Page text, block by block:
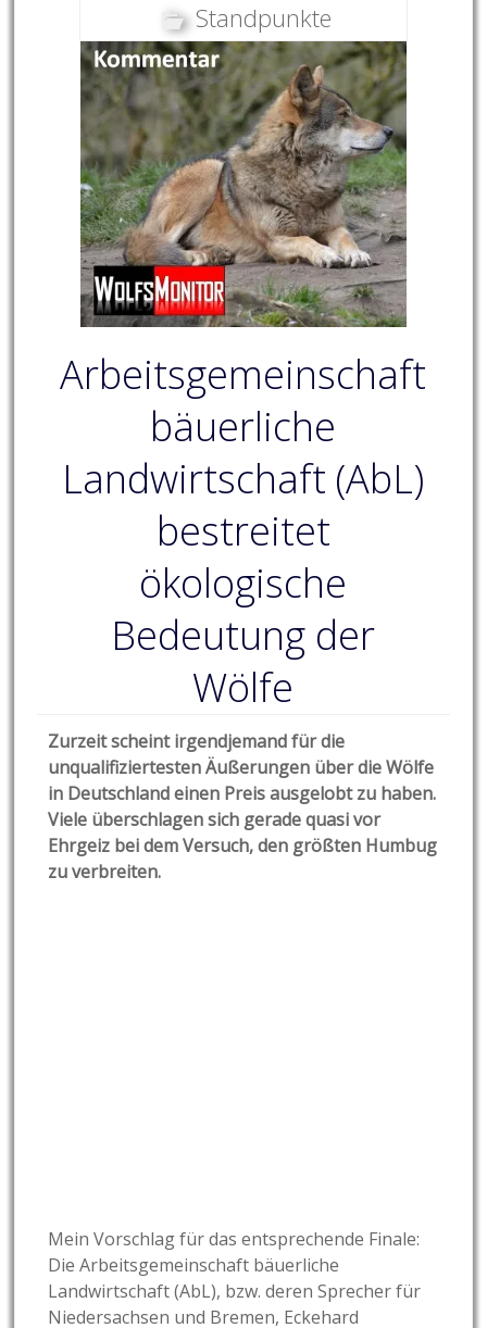
Standpunkte
Arbeitsgemeinschaft
bäuerliche
Landwirtschaft (AbL)
bestreitet
ökologische
Bedeutung der
Wölfe
Zurzeit scheint irgendjemand für die
unqualifiziertesten Äußerungen über die Wölfe
in Deutschland einen Preis ausgelobt zu haben.
Viele überschlagen sich gerade quasi vor
Ehrgeiz bei dem Versuch, den größten Humbug
zu verbreiten.
Mein Vorschlag für das entsprechende Finale:
Die Arbeitsgemeinschaft bäuerliche
Landwirtschaft (AbL), bzw. deren Sprecher für
Niedersachsen und Bremen, Eckehard